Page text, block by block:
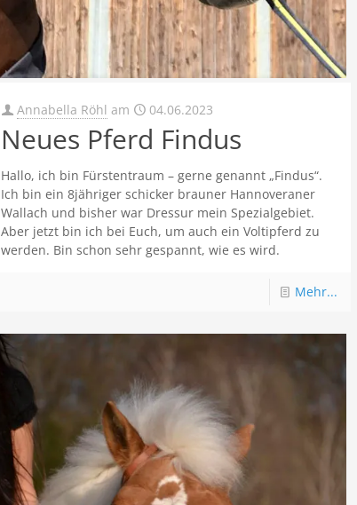
Annabella Röhl am 04.06.2023
Neues Pferd Findus
Hallo, ich bin Fürstentraum – gerne genannt „Findus“.
Ich bin ein 8jähriger schicker brauner Hannoveraner
Wallach und bisher war Dressur mein Spezialgebiet.
Aber jetzt bin ich bei Euch, um auch ein Voltipferd zu
werden. Bin schon sehr gespannt, wie es wird.
Mehr...